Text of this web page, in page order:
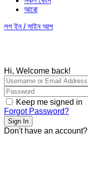
আরো
লগ ইন / সাইন আপ
Hi, Welcome back!
Keep me signed in
Forgot Password?
Sign In
Don't have an account?